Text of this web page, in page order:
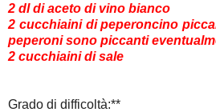
2 dl di aceto di vino bianco
2 cucchiaini di peperoncino
peperoni sono piccanti
2 cucchiaini di sale
Grado di difficoltà:**